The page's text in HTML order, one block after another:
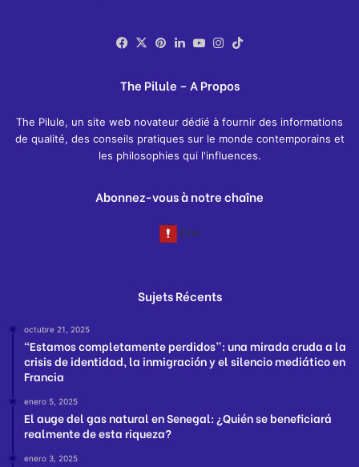
Facebook
X Pinterest
LinkedIn
YouTubeInstagram
The Pilule – A Propos
The Pilule, un site web novateur dédié à fournir des informations
de qualité, des conseils pratiques sur le monde contemporains et
les philosophies qui l'influences.
Abonnez-vous à notre chaîne
Sujets Récents
octubre 21, 2025
“Estamos completamente perdidos”: una mirada cruda a la
crisis de identidad, la inmigración y el silencio mediático en
Francia
enero 5, 2025
El auge del gas natural en Senegal: ¿Quién se beneficiará
realmente de esta riqueza?
enero 3, 2025